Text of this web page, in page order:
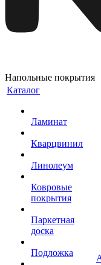
Напольные покрытия
Каталог
Ламинат
Кварцвинил
Линолеум
Ковровые
покрытия
Паркетная
доска
Подложка